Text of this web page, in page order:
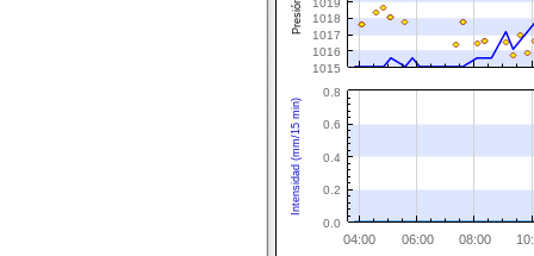
Intensidad (mm/15 min)
04:00 06:00 08:00
1015
1016
1017
1018
1019
0.0
0.2
0.4
0.6
0.8